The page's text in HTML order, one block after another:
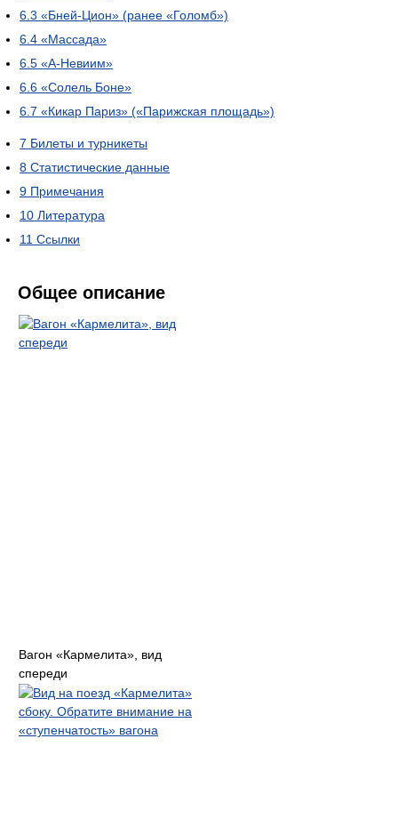
6.3 «Бней-Цион» (ранее «Голомб»)
6.4 «Массада»
6.5 «А-Невиим»
6.6 «Солель Боне»
6.7 «Кикар Париз» («Парижская площадь»)
7 Билеты и турникеты
8 Статистические данные
9 Примечания
10 Литература
11 Ссылки
Общее описание
Вагон «Кармелита», вид
спереди